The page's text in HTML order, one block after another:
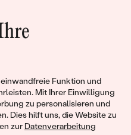
Funktion und
Mit Ihrer Einwilligung
zu personalisieren und
Dies hilft uns, die Website zu
zur Datenverarbeitung
wir
und